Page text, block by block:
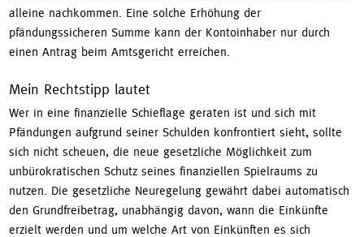
alleine nachkommen. Eine solche Erhöhung der
pfändungssicheren Summe kann der Kontoinhaber nur durch
einen Antrag beim Amtsgericht erreichen.
Mein Rechtstipp lautet
Wer in eine finanzielle Schieflage geraten ist und sich mit
Pfändungen aufgrund seiner Schulden konfrontiert sieht, sollte
sich nicht scheuen, die neue gesetzliche Möglichkeit zum
unbürokratischen Schutz seines finanziellen Spielraums zu
nutzen. Die gesetzliche Neuregelung gewährt dabei automatisch
den Grundfreibetrag, unabhängig davon, wann die Einkünfte
erzielt werden und um welche Art von Einkünften es sich